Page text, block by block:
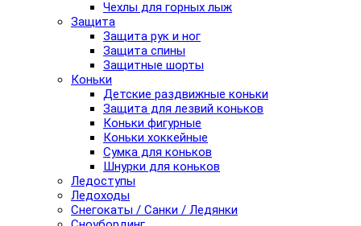
Чехлы для горных лыж
Защита
Защита рук и ног
Защита спины
Защитные шорты
Коньки
Детские раздвижные коньки
Защита для лезвий коньков
Коньки фигурные
Коньки хоккейные
Сумка для коньков
Шнурки для коньков
Ледоступы
Ледоходы
Снегокаты / Санки / Ледянки